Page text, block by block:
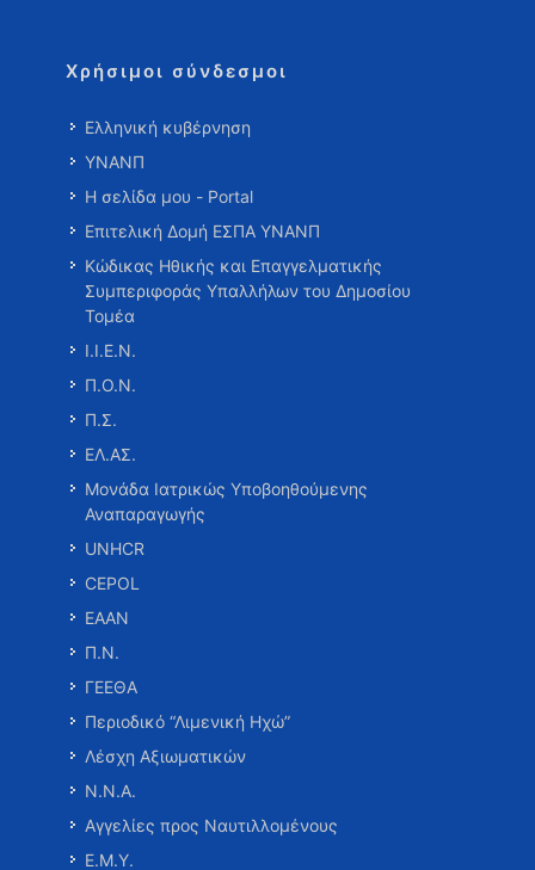
Χρήσιμοι σύνδεσμοι
Ελληνική κυβέρνηση
ΥΝΑΝΠ
Η σελίδα μου - Portal
Επιτελική Δομή ΕΣΠΑ ΥΝΑΝΠ
Κώδικας Ηθικής και Επαγγελματικής
Συμπεριφοράς Υπαλλήλων του Δημοσίου
Τομέα
Ι.Ι.Ε.Ν.
Π.Ο.Ν.
Π.Σ.
ΕΛ.ΑΣ.
Μονάδα Ιατρικώς Υποβοηθούμενης
Αναπαραγωγής
UNHCR
CEPOL
ΕΑΑΝ
Π.Ν.
ΓΕΕΘΑ
Περιοδικό “Λιμενική Ηχώ”
Λέσχη Αξιωματικών
Ν.Ν.Α.
Αγγελίες προς Ναυτιλλομένους
Ε.Μ.Υ.